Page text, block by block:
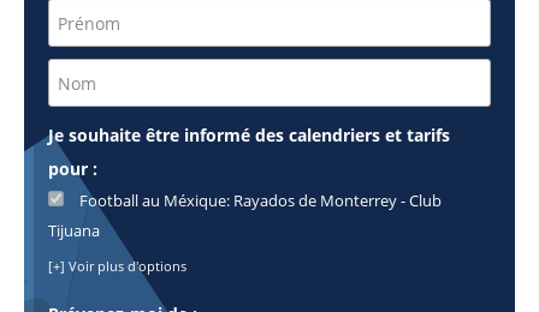
Je souhaite être informé des calendriers et tarifs
pour :
Football au Méxique: Rayados de Monterrey - Club
Tijuana
[+] Voir plus d'options